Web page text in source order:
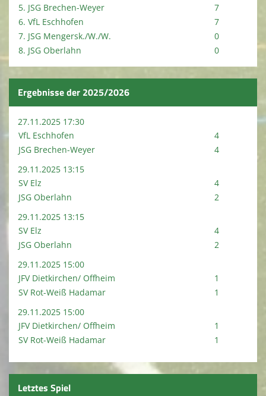
5. JSG Brechen-Weyer
7
6. VfL Eschhofen
7
7. JSG Mengersk./W./W.
0
8. JSG Oberlahn
0
Ergebnisse der 2025/2026
27.11.2025 17:30
VfL Eschhofen
4
JSG Brechen-Weyer
4
29.11.2025 13:15
SV Elz
4
JSG Oberlahn
2
29.11.2025 13:15
SV Elz
4
JSG Oberlahn
2
29.11.2025 15:00
JFV Dietkirchen/ Offheim
1
SV Rot-Weiß Hadamar
1
29.11.2025 15:00
JFV Dietkirchen/ Offheim
1
SV Rot-Weiß Hadamar
1
Letztes Spiel